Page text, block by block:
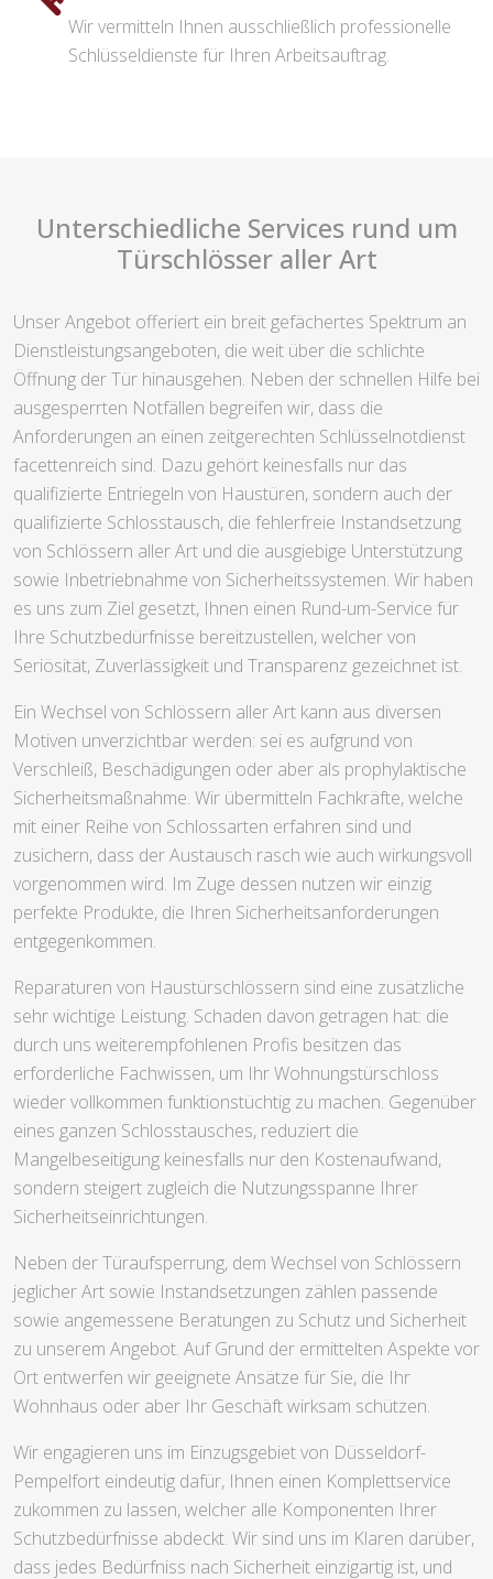
Wir vermitteln Ihnen ausschließlich professionelle
Schlüsseldienste für Ihren Arbeitsauftrag.
Unterschiedliche Services rund um
Türschlösser aller Art
Unser Angebot offeriert ein breit gefächertes Spektrum an
Dienstleistungsangeboten, die weit über die schlichte
Öffnung der Tür hinausgehen. Neben der schnellen Hilfe bei
ausgesperrten Notfällen begreifen wir, dass die
Anforderungen an einen zeitgerechten Schlüsselnotdienst
facettenreich sind. Dazu gehört keinesfalls nur das
qualifizierte Entriegeln von Haustüren, sondern auch der
qualifizierte Schlosstausch, die fehlerfreie Instandsetzung
von Schlössern aller Art und die ausgiebige Unterstützung
sowie Inbetriebnahme von Sicherheitssystemen. Wir haben
es uns zum Ziel gesetzt, Ihnen einen Rund-um-Service für
Ihre Schutzbedürfnisse bereitzustellen, welcher von
Seriösität, Zuverlässigkeit und Transparenz gezeichnet ist.
Ein Wechsel von Schlössern aller Art kann aus diversen
Motiven unverzichtbar werden: sei es aufgrund von
Verschleiß, Beschädigungen oder aber als prophylaktische
Sicherheitsmaßnahme. Wir übermitteln Fachkräfte, welche
mit einer Reihe von Schlossarten erfahren sind und
zusichern, dass der Austausch rasch wie auch wirkungsvoll
vorgenommen wird. Im Zuge dessen nutzen wir einzig
perfekte Produkte, die Ihren Sicherheitsanforderungen
entgegenkommen.
Reparaturen von Haustürschlössern sind eine zusätzliche
sehr wichtige Leistung. Schaden davon getragen hat: die
durch uns weiterempfohlenen Profis besitzen das
erforderliche Fachwissen, um Ihr Wohnungstürschloss
wieder vollkommen funktionstüchtig zu machen. Gegenüber
eines ganzen Schlosstausches, reduziert die
Mangelbeseitigung keinesfalls nur den Kostenaufwand,
sondern steigert zugleich die Nutzungsspanne Ihrer
Sicherheitseinrichtungen.
Neben der Türaufsperrung, dem Wechsel von Schlössern
jeglicher Art sowie Instandsetzungen zählen passende
sowie angemessene Beratungen zu Schutz und Sicherheit
zu unserem Angebot. Auf Grund der ermittelten Aspekte vor
Ort entwerfen wir geeignete Ansätze für Sie, die Ihr
Wohnhaus oder aber Ihr Geschäft wirksam schützen.
Wir engagieren uns im Einzugsgebiet von Düsseldorf-
Pempelfort eindeutig dafür, Ihnen einen Komplettservice
zukommen zu lassen, welcher alle Komponenten Ihrer
Schutzbedürfnisse abdeckt. Wir sind uns im Klaren darüber,
dass jedes Bedürfniss nach Sicherheit einzigartig ist, und